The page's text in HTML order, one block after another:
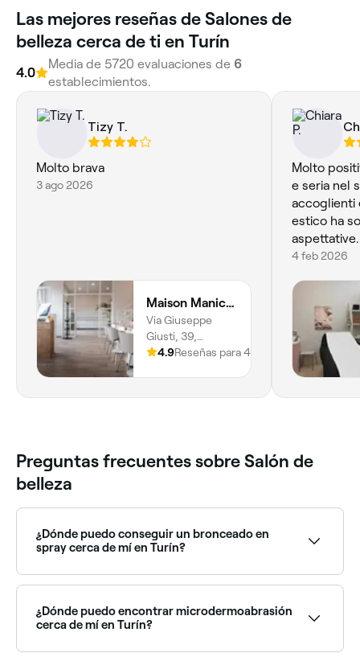
Las mejores reseñas de Salones de
belleza cerca de ti en Turín
4.0
Media de 5720 evaluaciones de 6
establecimientos.
Tizy T.
Molto brava
3 ago 2026
Maison Manicure Advance
Via Giuseppe
Giusti, 39,
Nichelino, 10042,
4.9Reseñas para 4321
Molto
e seria nel
accoglienti
estico ha
aspettative.
4 feb 2026
Preguntas frecuentes sobre Salón de
belleza
¿Dónde puedo conseguir un bronceado en
spray cerca de mí en Turín?
ofrecen resultados profesionales durante todo el
año. Explora y reserva en los mejores salones de
¿Dónde puedo encontrar microdermoabrasión
cerca de mí en Turín?